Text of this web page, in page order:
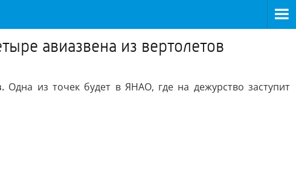
авиазвена из вертолетов
Одна из точек будет в ЯНАО, где на дежурство заступит